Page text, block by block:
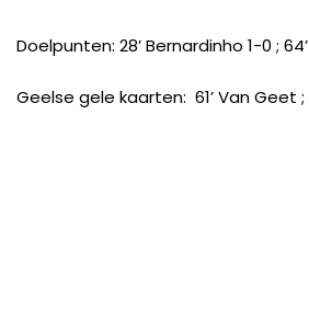
Doelpunten: 28’ Bernardinho 1-0 ;
Geelse gele kaarten: 61’ Van Geet ;